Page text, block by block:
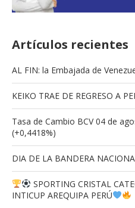
Artículos recientes
AL FIN: la Embajada de
KEIKO TRAE DE REGRESO A
Tasa de Cambio BCV 04 de
(+0,4418%)
DIA DE LA BANDERA
SPORTING CRISTAL
INTICUP AREQUIPA PERÚ